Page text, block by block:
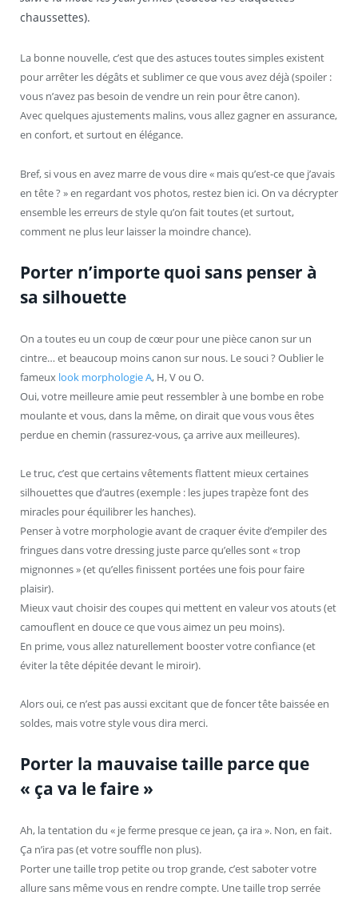
chaussettes).
La bonne nouvelle, c’est que des astuces toutes simples existent
pour arrêter les dégâts et sublimer ce que vous avez déjà (spoiler :
vous n’avez pas besoin de vendre un rein pour être canon).
Avec quelques ajustements malins, vous allez gagner en assurance,
en confort, et surtout en élégance.
Bref, si vous en avez marre de vous dire « mais qu’est-ce que j’avais
en tête ? » en regardant vos photos, restez bien ici. On va décrypter
ensemble les erreurs de style qu’on fait toutes (et surtout,
comment ne plus leur laisser la moindre chance).
Porter n’importe quoi sans penser à
sa silhouette
On a toutes eu un coup de cœur pour une pièce canon sur un
cintre… et beaucoup moins canon sur nous. Le souci ? Oublier le
fameux look morphologie A, H, V ou O.
Oui, votre meilleure amie peut ressembler à une bombe en robe
moulante et vous, dans la même, on dirait que vous vous êtes
perdue en chemin (rassurez-vous, ça arrive aux meilleures).
Le truc, c’est que certains vêtements flattent mieux certaines
silhouettes que d’autres (exemple : les jupes trapèze font des
miracles pour équilibrer les hanches).
Penser à votre morphologie avant de craquer évite d’empiler des
fringues dans votre dressing juste parce qu’elles sont « trop
mignonnes » (et qu’elles finissent portées une fois pour faire
plaisir).
Mieux vaut choisir des coupes qui mettent en valeur vos atouts (et
camouflent en douce ce que vous aimez un peu moins).
En prime, vous allez naturellement booster votre confiance (et
éviter la tête dépitée devant le miroir).
Alors oui, ce n’est pas aussi excitant que de foncer tête baissée en
soldes, mais votre style vous dira merci.
Porter la mauvaise taille parce que
« ça va le faire »
Ah, la tentation du « je ferme presque ce jean, ça ira ». Non, en fait.
Ça n’ira pas (et votre souffle non plus).
Porter une taille trop petite ou trop grande, c’est saboter votre
allure sans même vous en rendre compte. Une taille trop serrée